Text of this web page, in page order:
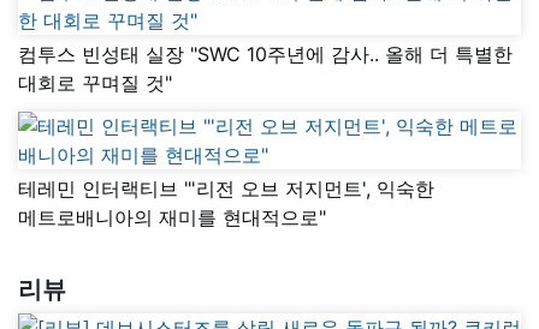
컴투스 빈성태 실장 "SWC 10주년에 감사.. 올해 더 특별한
대회로 꾸며질 것"
테레민 인터랙티브 "'리전 오브 저지먼트', 익숙한
메트로배니아의 재미를 현대적으로"
리뷰